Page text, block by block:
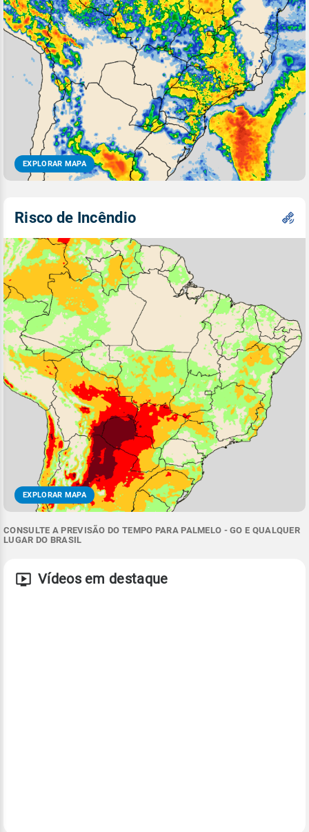
EXPLORAR MAPA
Risco de Incêndio
EXPLORAR MAPA
CONSULTE A PREVISÃO DO TEMPO PARA PALMELO - GO E QUALQUER
LUGAR DO BRASIL
Vídeos em destaque